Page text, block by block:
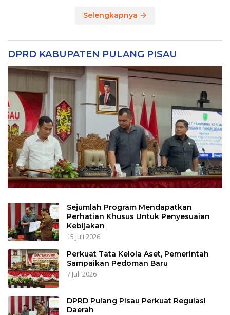
Selengkapnya
DPRD KABUPATEN PULANG PISAU
Sejumlah Program Mendapatkan
Perhatian Khusus Untuk Penyesuaian
Kebijakan
15 Juli 2026
Perkuat Tata Kelola Aset, Pemerintah
Sampaikan Pedoman Baru
7 Juli 2026
DPRD Pulang Pisau Perkuat Regulasi
Daerah